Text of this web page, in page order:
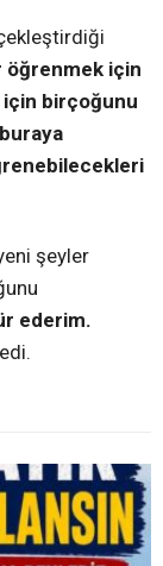
öğrenmek için
için birçoğunu
şeyler
ederim.